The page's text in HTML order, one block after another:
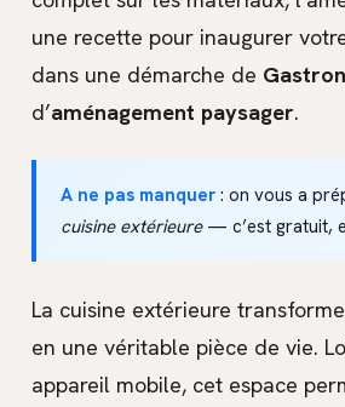
une recette pour inaugurer
dans une démarche de
d’aménagement paysager.
A ne pas manquer : on vous a
cuisine extérieure— c’est gratuit,
La cuisine extérieure
en une véritable pièce de vie.
appareil mobile, cet espace